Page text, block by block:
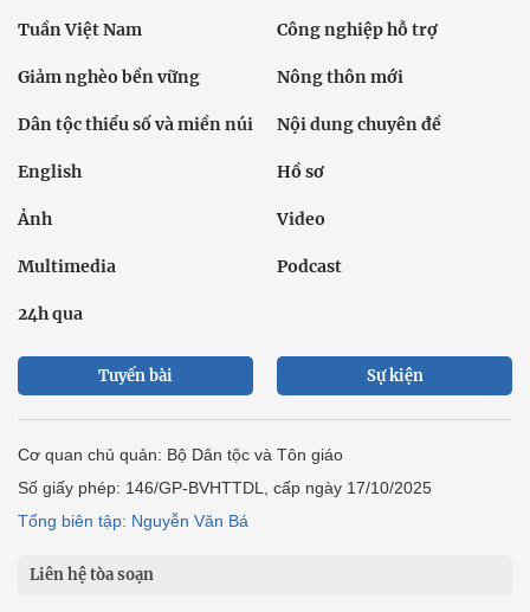
Tuần Việt Nam Công nghiệp hỗ trợ
Giảm nghèo bền vững Nông thôn mới
Dân tộc thiểu số và miền núi Nội dung chuyên đề
English Hồ sơ
Ảnh Video
Multimedia Podcast
24h qua
Tuyến bài Sự kiện
Cơ quan chủ quản: Bộ Dân tộc và Tôn giáo
Số giấy phép: 146/GP-BVHTTDL, cấp ngày 17/10/2025
Tổng biên tập: Nguyễn Văn Bá
Liên hệ tòa soạn